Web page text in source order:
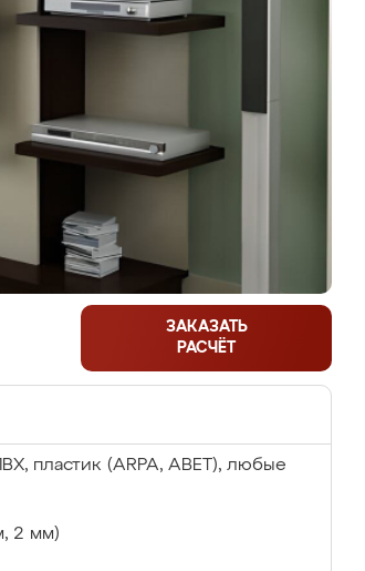
ЗАКАЗАТЬ
РАСЧЁТ
пластик (ARPA, ABET), любые
2 мм)